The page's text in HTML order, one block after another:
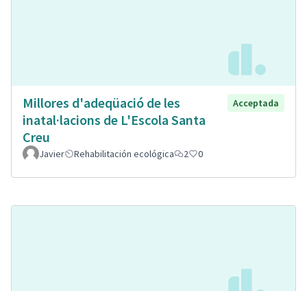
Millores d'adeqüació de les
inatal·lacions de L'Escola Santa
Creu
Acceptada
Javier Rehabilitación ecológica 2 0